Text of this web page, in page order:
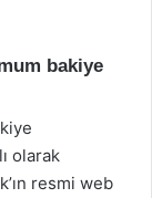
bakiye
olarak
resmi web